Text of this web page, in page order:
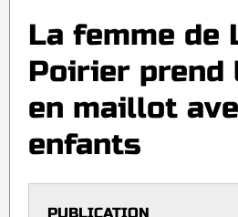
La femme de
Poirier prend
en maillot
enfants
PUBLICATION